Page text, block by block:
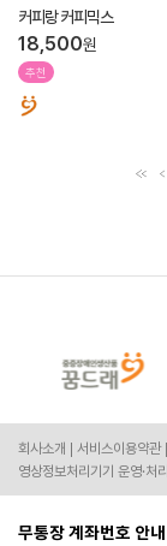
커피랑 커피믹스
18,500원
추천
회사소개 서비스이용약관
영상정보처리기기 운영·처
무통장 계좌번호 안내